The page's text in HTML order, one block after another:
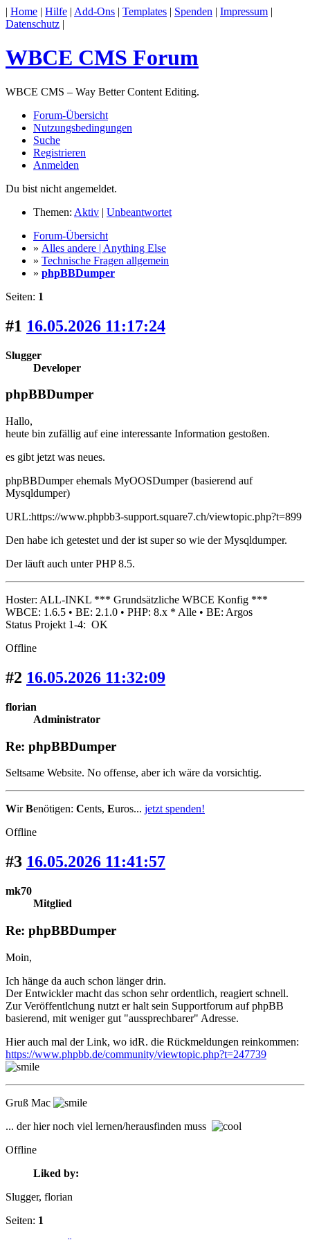
| Home | Hilfe | Add-Ons | Templates | Spenden | Impressum |
Datenschutz |
WBCE CMS Forum
WBCE CMS – Way Better Content Editing.
Forum-Übersicht
Nutzungsbedingungen
Suche
Registrieren
Anmelden
Du bist nicht angemeldet.
Themen: Aktiv | Unbeantwortet
Forum-Übersicht
» Alles andere | Anything Else
» Technische Fragen allgemein
» phpBBDumper
Seiten: 1
#1 16.05.2026 11:17:24
Slugger
Developer
phpBBDumper
Hallo,
heute bin zufällig auf eine interessante Information gestoßen.
es gibt jetzt was neues.
phpBBDumper ehemals MyOOSDumper (basierend auf
Mysqldumper)
URL:https://www.phpbb3-support.square7.ch/viewtopic.php?t=899
Den habe ich getestet und der ist super so wie der Mysqldumper.
Der läuft auch unter PHP 8.5.
Hoster: ALL-INKL *** Grundsätzliche WBCE Konfig ***
WBCE: 1.6.5 • BE: 2.1.0 • PHP: 8.x * Alle • BE: Argos
Status Projekt 1-4: OK
Offline
#2 16.05.2026 11:32:09
florian
Administrator
Re: phpBBDumper
Seltsame Website. No offense, aber ich wäre da vorsichtig.
WirBenötigen: Cents, Euros... jetzt spenden!
Offline
#3 16.05.2026 11:41:57
mk70
Mitglied
Re: phpBBDumper
Moin,
Ich hänge da auch schon länger drin.
Der Entwickler macht das schon sehr ordentlich, reagiert schnell.
Zur Veröffentlchung nutzt er halt sein Supportforum auf phpBB
basierend, mit weniger gut "aussprechbarer" Adresse.
Hier auch mal der Link, wo idR. die Rückmeldungen reinkommen:
https://www.phpbb.de/community/viewtopic.php?t=247739
Gruß Mac
... der hier noch viel lernen/herausfinden muss
Offline
Liked by:
Slugger, florian
Seiten: 1